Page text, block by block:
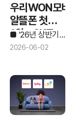
우리WON모바일,
알뜰폰 첫
1위…SKT,
1년 만에
탈환
■ ‘26년 상반기
‘이동통신
2026-06-02